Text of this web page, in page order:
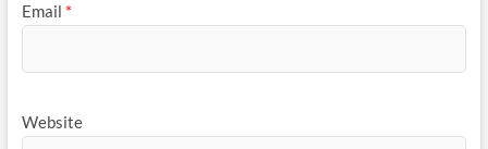
Email *
Website